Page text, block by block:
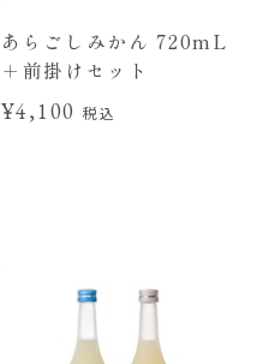
あらごしみかん 720mL
＋前掛けセット
¥4,100 税込